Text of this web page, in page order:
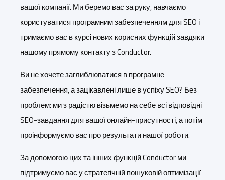
вашої компанії. Ми беремо вас за руку, навчаємо
користуватися програмним забезпеченням для SEO і
тримаємо вас в курсі нових корисних функцій завдяки
нашому прямому контакту з Conductor.
Ви не хочете заглиблюватися в програмне
забезпечення, а зацікавлені лише в успіху SEO? Без
проблем: ми з радістю візьмемо на себе всі відповідні
SEO-завдання для вашої онлайн-присутності, а потім
проінформуємо вас про результати нашої роботи.
За допомогою цих та інших функцій Conductor ми
підтримуємо вас у стратегічній пошуковій оптимізації